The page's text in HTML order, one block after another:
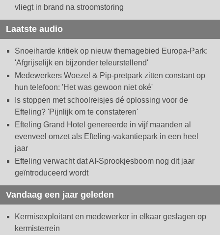
vliegt in brand na stroomstoring
Laatste audio
Snoeiharde kritiek op nieuw themagebied Europa-Park:
'Afgrijselijk en bijzonder teleurstellend'
Medewerkers Woezel & Pip-pretpark zitten constant op
hun telefoon: 'Het was gewoon niet oké'
Is stoppen met schoolreisjes dé oplossing voor de
Efteling? 'Pijnlijk om te constateren'
Efteling Grand Hotel genereerde in vijf maanden al
evenveel omzet als Efteling-vakantiepark in een heel
jaar
Efteling verwacht dat AI-Sprookjesboom nog dit jaar
geïntroduceerd wordt
Vandaag een jaar geleden
Kermisexploitant en medewerker in elkaar geslagen op
kermisterrein